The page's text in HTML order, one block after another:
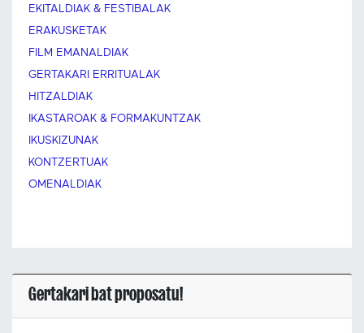
EKITALDIAK & FESTIBALAK
ERAKUSKETAK
FILM EMANALDIAK
GERTAKARI ERRITUALAK
HITZALDIAK
IKASTAROAK & FORMAKUNTZAK
IKUSKIZUNAK
KONTZERTUAK
OMENALDIAK
Gertakari bat proposatu!